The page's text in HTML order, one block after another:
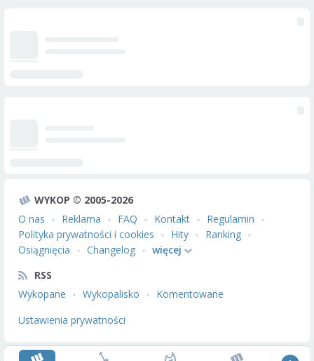
WYKOP © 2005-2026
O nas
Reklama FAQ Kontakt
Regulamin
Polityka prywatności i cookies
Hity
Ranking
Osiągnięcia
Changelog
więcej
RSS
Wykopane
Wykopalisko
Komentowane
Ustawienia prywatności